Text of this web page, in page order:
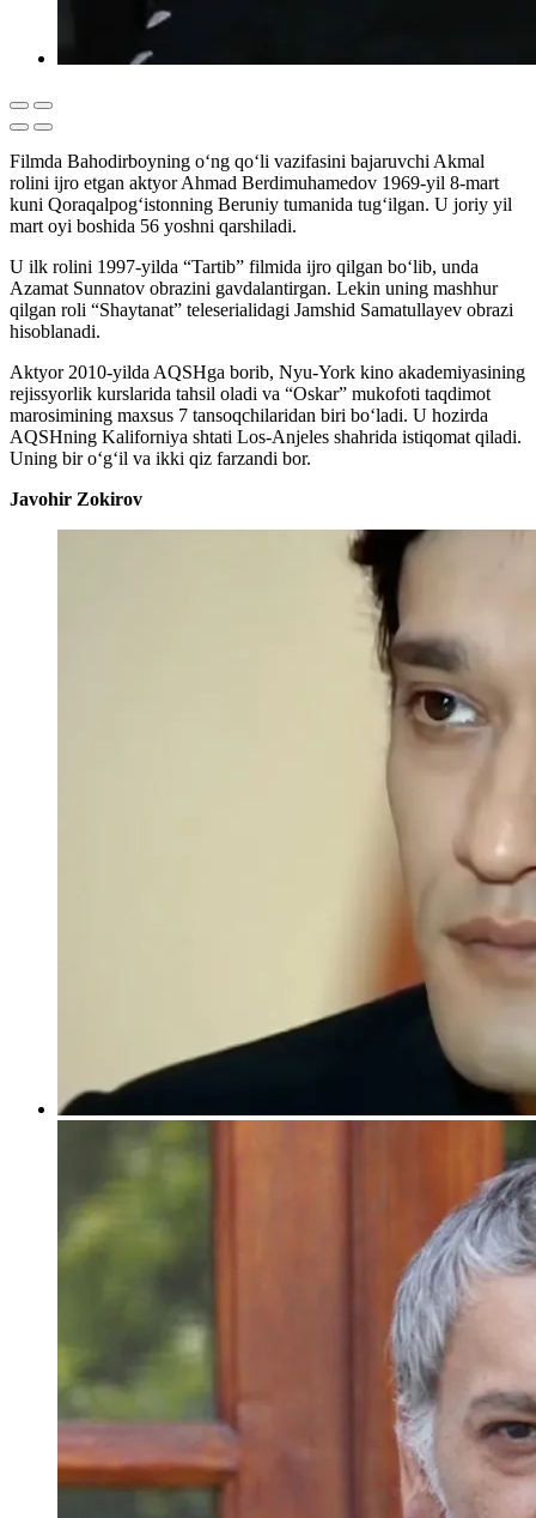
Filmda Bahodirboyning o‘ng qo‘li vazifasini bajaruvchi Akmal
rolini ijro etgan aktyor Ahmad Berdimuhamedov 1969-yil 8-mart
kuni Qoraqalpog‘istonning Beruniy tumanida tug‘ilgan. U joriy yil
mart oyi boshida 56 yoshni qarshiladi.
U ilk rolini 1997-yilda “Tartib” filmida ijro qilgan bo‘lib, unda
Azamat Sunnatov obrazini gavdalantirgan. Lekin uning mashhur
qilgan roli “Shaytanat” teleserialidagi Jamshid Samatullayev obrazi
hisoblanadi.
Aktyor 2010-yilda AQSHga borib, Nyu-York kino akademiyasining
rejissyorlik kurslarida tahsil oladi va “Oskar” mukofoti taqdimot
marosimining maxsus 7 tansoqchilaridan biri bo‘ladi. U hozirda
AQSHning Kaliforniya shtati Los-Anjeles shahrida istiqomat qiladi.
Uning bir o‘g‘il va ikki qiz farzandi bor.
Javohir Zokirov